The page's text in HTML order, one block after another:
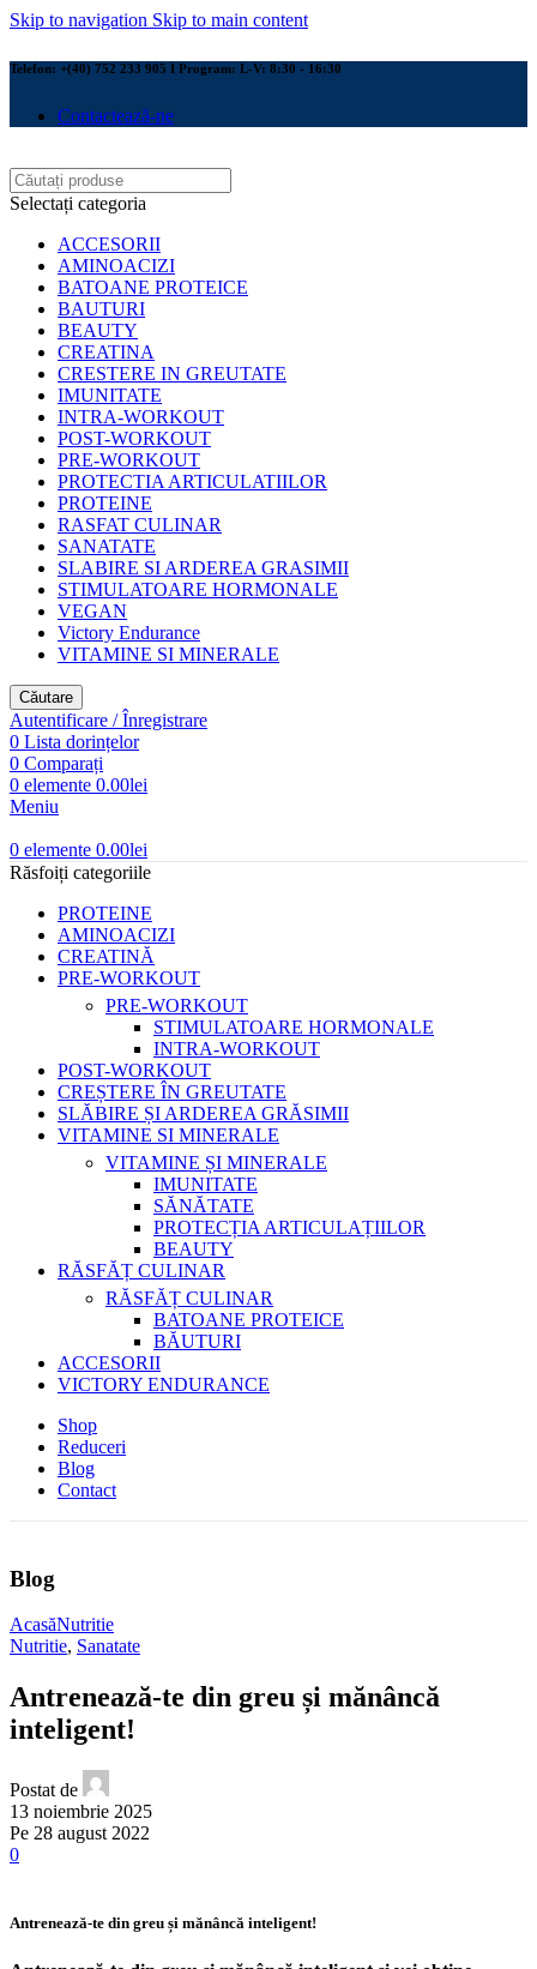
Skip to navigation Skip to main content
Telefon: +(40) 752 233 905 I Program: L-V: 8:30 - 16:30
Contactează-ne
Selectați categoria
ACCESORII
AMINOACIZI
BATOANE PROTEICE
BAUTURI
BEAUTY
CREATINA
CRESTERE IN GREUTATE
IMUNITATE
INTRA-WORKOUT
POST-WORKOUT
PRE-WORKOUT
PROTECTIA ARTICULATIILOR
PROTEINE
RASFAT CULINAR
SANATATE
SLABIRE SI ARDEREA GRASIMII
STIMULATOARE HORMONALE
VEGAN
Victory Endurance
VITAMINE SI MINERALE
Căutare
Autentificare / Înregistrare
0 Lista dorințelor
0 Comparați
0 elemente 0.00lei
Meniu
0 elemente 0.00lei
Răsfoiți categoriile
PROTEINE
AMINOACIZI
CREATINĂ
PRE-WORKOUT
PRE-WORKOUT
STIMULATOARE HORMONALE
INTRA-WORKOUT
POST-WORKOUT
CREȘTERE ÎN GREUTATE
SLĂBIRE ȘI ARDEREA GRĂSIMII
VITAMINE SI MINERALE
VITAMINE ȘI MINERALE
IMUNITATE
SĂNĂTATE
PROTECȚIA ARTICULAȚIILOR
BEAUTY
RĂSFĂȚ CULINAR
RĂSFĂȚ CULINAR
BATOANE PROTEICE
BĂUTURI
ACCESORII
VICTORY ENDURANCE
Shop
Reduceri
Blog
Contact
Blog
AcasăNutritie
Nutritie, Sanatate
Antrenează-te din greu și mănâncă
inteligent!
Postat de
13 noiembrie 2025
Pe 28 august 2022
0
Antrenează-te din greu și mănâncă inteligent!